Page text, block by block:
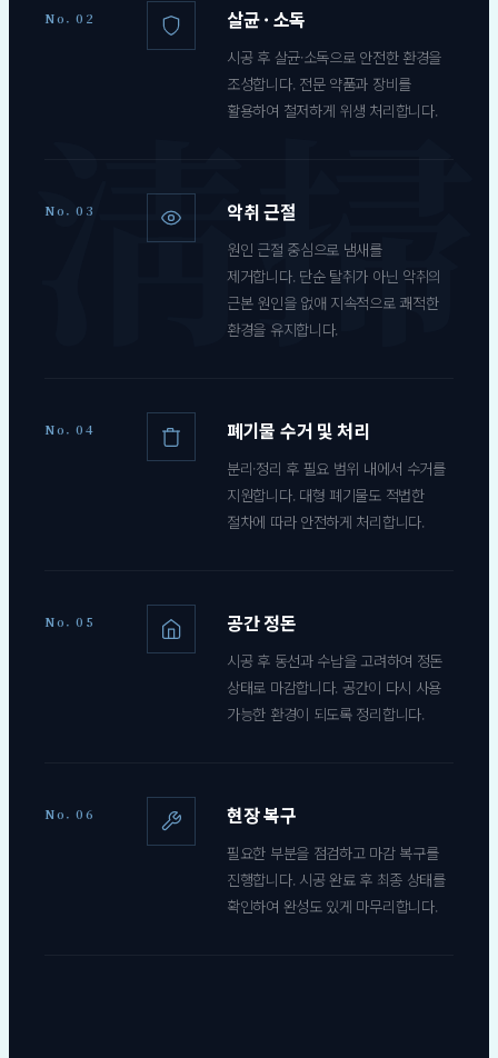
No. 02 살균 · 소독
시공 후 살균·소독으로 안전한 환경을
조성합니다. 전문 약품과 장비를
활용하여 철저하게 위생 처리합니다.
No. 03 악취 근절
원인 근절 중심으로 냄새를
제거합니다. 단순 탈취가 아닌 악취의
근본 원인을 없애 지속적으로 쾌적한
환경을 유지합니다.
No. 04 폐기물 수거 및 처리
분리·정리 후 필요 범위 내에서 수거를
지원합니다. 대형 폐기물도 적법한
절차에 따라 안전하게 처리합니다.
No. 05 공간 정돈
시공 후 동선과 수납을 고려하여 정돈
상태로 마감합니다. 공간이 다시 사용
가능한 환경이 되도록 정리합니다.
No. 06 현장 복구
필요한 부분을 점검하고 마감 복구를
진행합니다. 시공 완료 후 최종 상태를
확인하여 완성도 있게 마무리합니다.